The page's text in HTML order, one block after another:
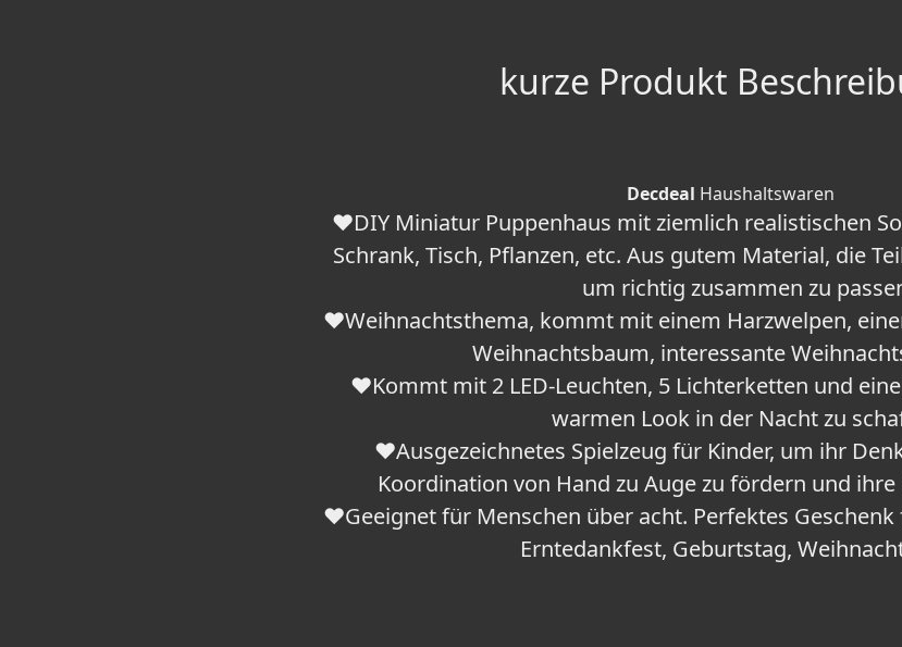
kurze Produkt
Decdeal Haushaltswaren
❤️DIY Miniatur Puppenhaus mit ziemlich realistischen
Schrank, Tisch, Pflanzen, etc. Aus gutem Material, die
um richtig zusammen zu
❤️Weihnachtsthema, kommt mit einem Harzwelpen,
Weihnachtsbaum, interessante
❤️Kommt mit 2 LED-Leuchten, 5 Lichterketten und
warmen Look in der Nacht zu
❤️Ausgezeichnetes Spielzeug für Kinder, um ihr
Koordination von Hand zu Auge zu fördern und
❤️Geeignet für Menschen über acht. Perfektes
Erntedankfest, Geburtstag,